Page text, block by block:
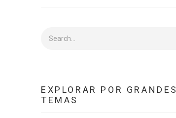
EXPLORAR POR GRANDES
TEMAS